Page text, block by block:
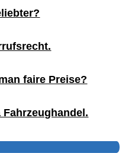
faire Preise?